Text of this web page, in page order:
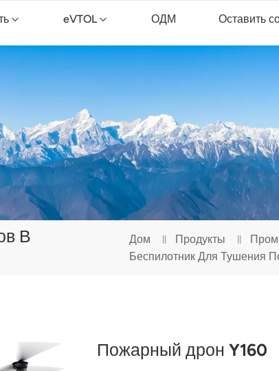
eVTOL ОДМ Оставить
В
Дом Продукты
Беспилотник Для Тушения
Пожарный дрон Y160